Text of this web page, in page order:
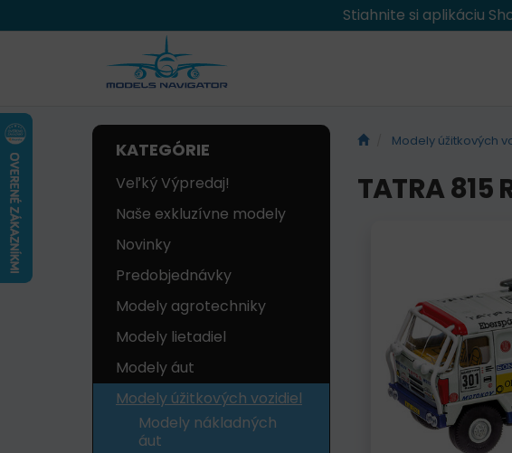
Stiahnite si aplikáciu
KATEGÓRIE
Veľký Výpredaj!
Naše exkluzívne modely
Novinky
Predobjednávky
Modely agrotechniky
Modely lietadiel
Modely áut
Modely úžitkových vozidiel
Modely nákladných
áut
Modely úžitkových
TATRA 815